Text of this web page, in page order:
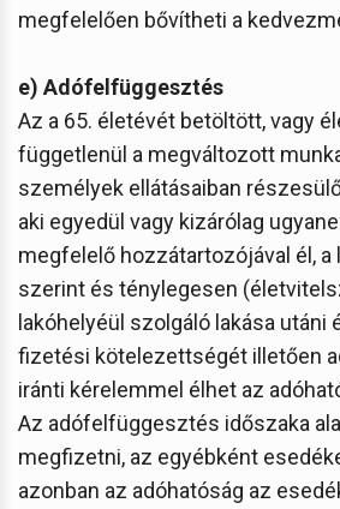
megfelelően bővítheti a
e) Adófelfüggesztés
Az a 65. életévét betöltött, vagy
függetlenül a megváltozott
személyek ellátásaiban
aki egyedül vagy kizárólag
megfelelő hozzátartozójával él,
szerint és ténylegesen
lakóhelyéül szolgáló lakása utáni
fizetési kötelezettségét illetően
iránti kérelemmel élhet az
Az adófelfüggesztés időszaka
megfizetni, az egyébként
azonban az adóhatóság az